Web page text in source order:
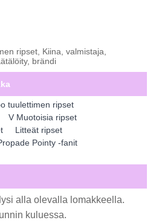
ripset, Kiina, valmistaja,
brändi
tuulettimen ripset
V Muotoisia ripset
Litteät ripset
Pointy -fanit
alla olevalla lomakkeella.
kuluessa.